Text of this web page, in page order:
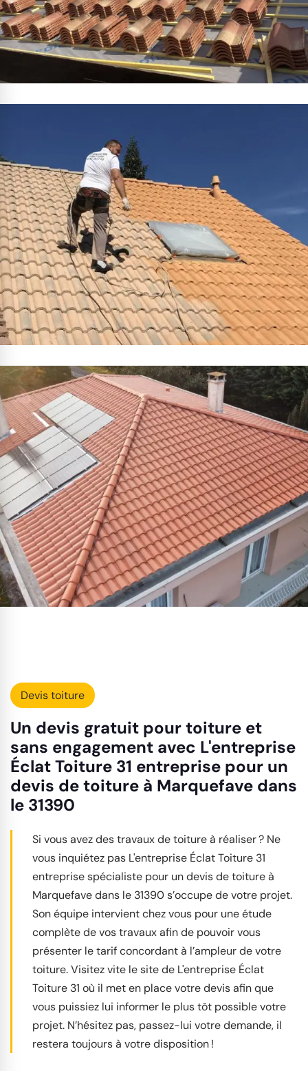
Devis toiture
Un devis gratuit pour toiture et
sans engagement avec L'entreprise
Éclat Toiture 31 entreprise pour un
devis de toiture à Marquefave dans
le 31390
Si vous avez des travaux de toiture à réaliser ? Ne
vous inquiétez pas L'entreprise Éclat Toiture 31
entreprise spécialiste pour un devis de toiture à
Marquefave dans le 31390 s’occupe de votre projet.
Son équipe intervient chez vous pour une étude
complète de vos travaux afin de pouvoir vous
présenter le tarif concordant à l’ampleur de votre
toiture. Visitez vite le site de L'entreprise Éclat
Toiture 31 où il met en place votre devis afin que
vous puissiez lui informer le plus tôt possible votre
projet. N’hésitez pas, passez-lui votre demande, il
restera toujours à votre disposition !